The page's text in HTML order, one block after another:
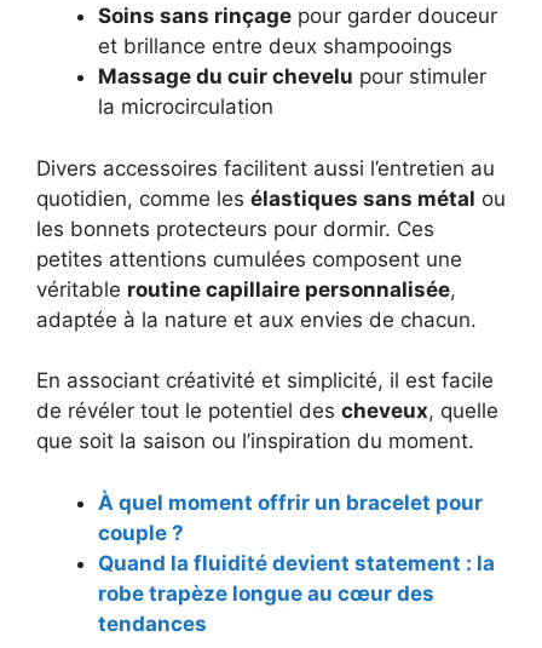
Soins sans rinçage pour garder douceur
et brillance entre deux shampooings
Massage du cuir chevelu pour stimuler
la microcirculation
Divers accessoires facilitent aussi l’entretien au
quotidien, comme les élastiques sans métal ou
les bonnets protecteurs pour dormir. Ces
petites attentions cumulées composent une
véritable routine capillaire personnalisée,
adaptée à la nature et aux envies de chacun.
En associant créativité et simplicité, il est facile
de révéler tout le potentiel des cheveux, quelle
que soit la saison ou l’inspiration du moment.
À quel moment offrir un bracelet pour
couple ?
Quand la fluidité devient statement : la
robe trapèze longue au cœur des
tendances